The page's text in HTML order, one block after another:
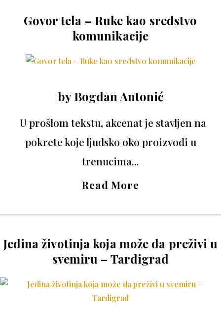
Govor tela – Ruke kao sredstvo
komunikacije
byBogdan Antonić
U prošlom tekstu, akcenat je stavljen na
pokrete koje ljudsko oko proizvodi u
trenucima...
Read More
Jedina životinja koja može da preživi u
svemiru – Tardigrad